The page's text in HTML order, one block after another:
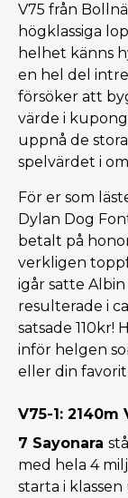
V75 från
högklassiga
helhet känns
en hel del
försöker att
värde i
uppnå de
spelvärdet i
För er som
Dylan Dog
betalt på
verkligen
igår satte
resulterade i
satsade 110kr!
inför helgen
eller din
V75-1:
7 Sayonara
med hela 4
starta i